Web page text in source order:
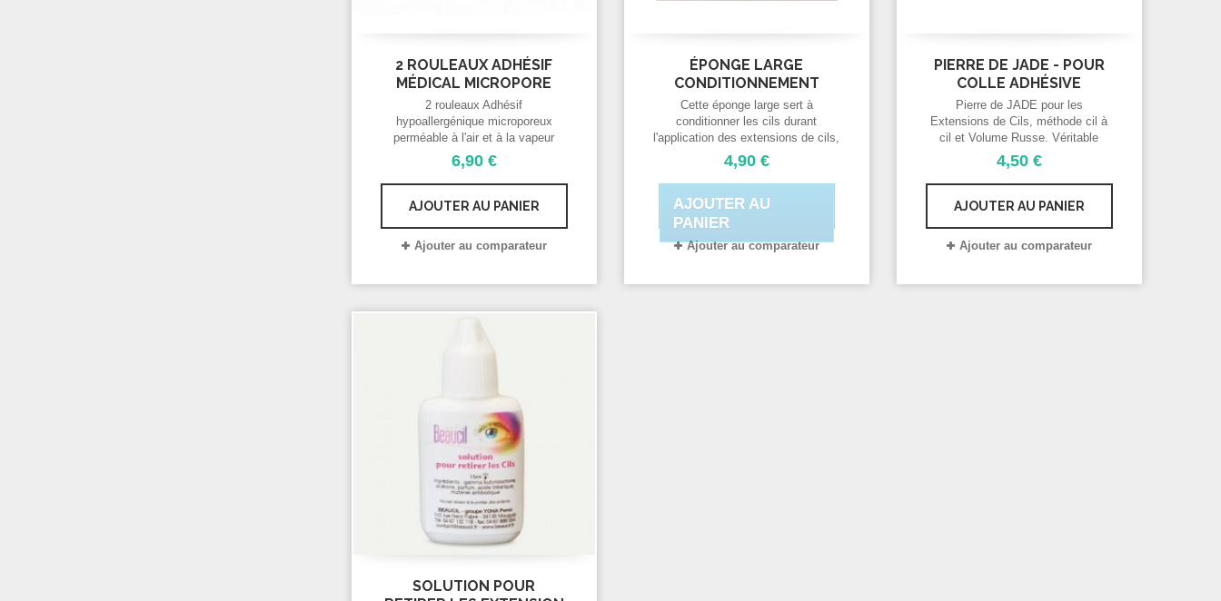
2 ROULEAUX ADHÉSIF
MÉDICAL MICROPORE
2 rouleaux Adhésif
hypoallergénique microporeux
perméable à l'air et à la vapeur
d'eau: la peau respire sans risque
de macération.
6,90 €
AJOUTER AU PANIER
Ajouter au comparateur
ÉPONGE LARGE
CONDITIONNEMENT
Cette éponge large sert à
conditionner les cils durant
l'application des extensions de cils,
diamètre : 9 cm
4,90 €
AJOUTER AU
PANIER
Ajouter au comparateur
PIERRE DE JADE - POUR
COLLE ADHÉSIVE
Pierre de JADE pour les
Extensions de Cils, méthode cil à
cil et Volume Russe. Véritable
pierre naturelle de JADE.Titulaire
parfait pour porter les colles
adhésives d'extension cils.
Livraison offerte dès 20€ d'achats
4,50 €
AJOUTER AU PANIER
Ajouter au comparateur
SOLUTION POUR